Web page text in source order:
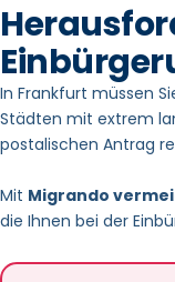
bei Bezug von
Bürgergeld etc.)
Einkommen des
werden
Deutschland der
In Frankfurt müssen
Städten mit extrem
postalischen Antrag
Mit Migrando
die Ihnen bei der